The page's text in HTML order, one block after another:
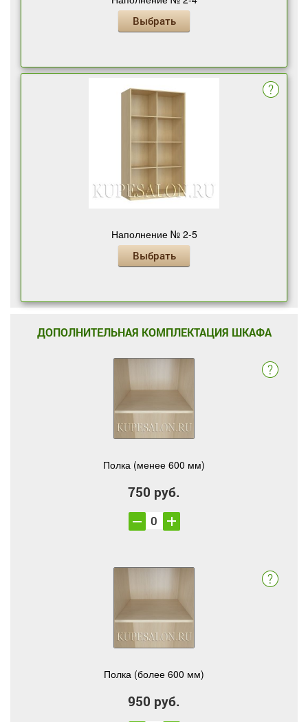
Выбрать
Наполнение № 2-5
Выбрать
ДОПОЛНИТЕЛЬНАЯ КОМПЛЕКТАЦИЯ ШКАФА
Полка (менее 600 мм)
750 руб.
Полка (более 600 мм)
950 руб.